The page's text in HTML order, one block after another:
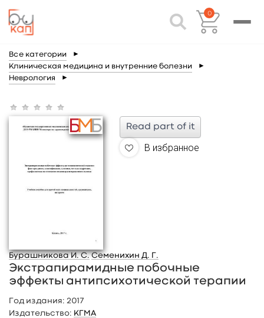
0
Все категории ►
Клиническая медицина и внутренние болезни ►
Неврология ►
Read part of it
В избранное
Бурашникова И. С. Семенихин Д. Г.
Экстрапирамидные побочные
эффекты антипсихотической терапии
Год издания: 2017
Издательство: КГМА